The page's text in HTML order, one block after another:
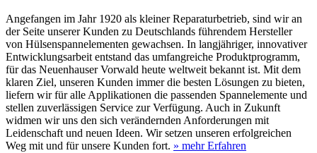
Angefangen im Jahr 1920 als kleiner Reparaturbetrieb, sind wir an
der Seite unserer Kunden zu Deutschlands führendem Hersteller
von Hülsenspannelementen gewachsen. In langjähriger, innovativer
Entwicklungsarbeit entstand das umfangreiche Produktprogramm,
für das Neuenhauser Vorwald heute weltweit bekannt ist. Mit dem
klaren Ziel, unseren Kunden immer die besten Lösungen zu bieten,
liefern wir für alle Applikationen die passenden Spannelemente und
stellen zuverlässigen Service zur Verfügung. Auch in Zukunft
widmen wir uns den sich verändernden Anforderungen mit
Leidenschaft und neuen Ideen. Wir setzen unseren erfolgreichen
Weg mit und für unsere Kunden fort. » mehr Erfahren